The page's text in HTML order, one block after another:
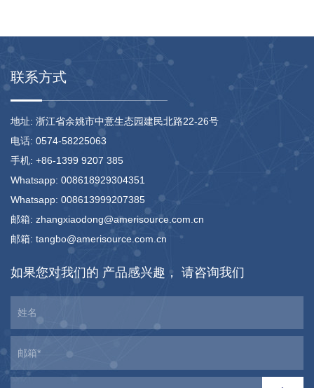
联系方式
地址: 浙江省余姚市中意生态园建民北路22-26号
电话: 0574-58225063
手机: +86-1399 9207 385
Whatsapp: 008618929304351
Whatsapp: 008613999207385
邮箱: zhangxiaodong@amerisource.com.cn
邮箱: tangbo@amerisource.com.cn
如果您对我们的 产品感兴趣， 请咨询我们